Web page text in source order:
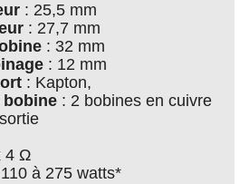
: 25,5 mm
: 27,7 mm
: 32 mm
: 12 mm
: Kapton,
bobine : 2 bobines en cuivre
4 Ω
à 275 watts*